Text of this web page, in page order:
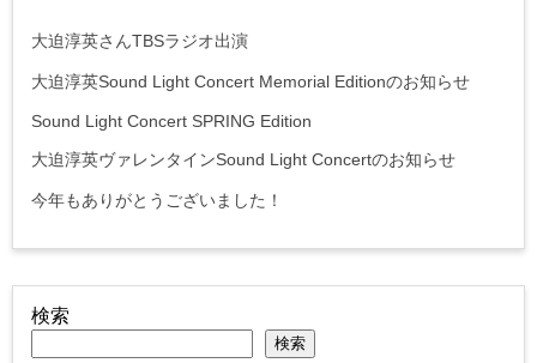
大迫淳英さんTBSラジオ出演
大迫淳英Sound Light Concert Memorial Editionのお知らせ
Sound Light Concert SPRING Edition
大迫淳英ヴァレンタインSound Light Concertのお知らせ
今年もありがとうございました！
検索
検索